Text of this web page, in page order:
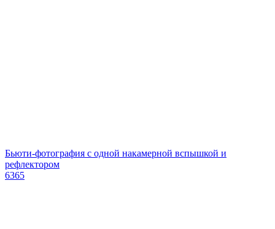
Бьюти-фотография с одной накамерной вспышкой и
рефлектором
6365